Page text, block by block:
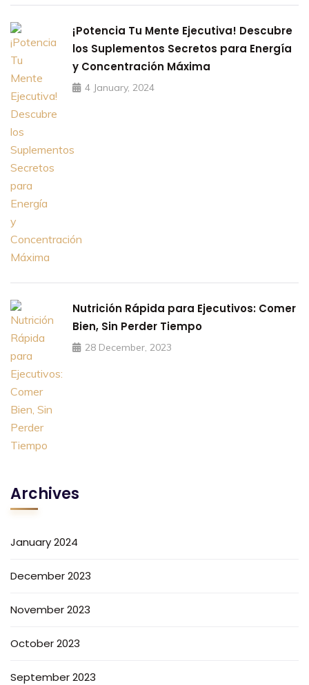
¡Potencia Tu Mente Ejecutiva! Descubre
los Suplementos Secretos para Energía
y Concentración Máxima
4 January, 2024
Nutrición Rápida para Ejecutivos: Comer
Bien, Sin Perder Tiempo
28 December, 2023
Archives
January 2024
December 2023
November 2023
October 2023
September 2023